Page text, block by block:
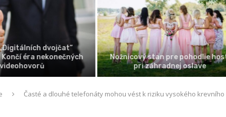
dvojčat“
éra nekonečných
Nožnicový stan pre pohodlie hostí
pri záhradnej oslave
Časté a dlouhé telefonáty mohou vést k riziku vysokého krevního